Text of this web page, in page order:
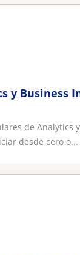
y Business
de Analytics
desde cero o...